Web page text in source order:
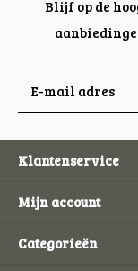
Blijf op de
Klantenservice
Mijn account
Categorieën